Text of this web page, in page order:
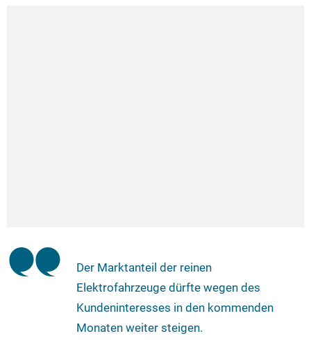
Der Marktanteil der reinen
Elektrofahrzeuge dürfte wegen des
Kundeninteresses in den kommenden
Monaten weiter steigen.